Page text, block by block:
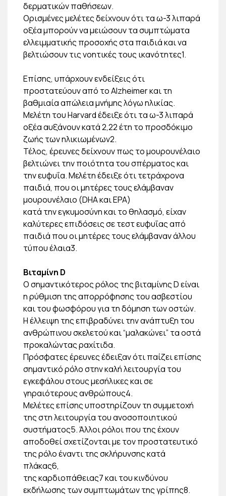
δερματικών παθήσεων.
Ορισμένες μελέτες δείχνουν ότι τα ω-3 λιπαρά
οξέα μπορούν να μειώσουν τα συμπτώματα
ελλειμματικής προσοχής στα παιδιά και να
βελτιώσουν τις νοητικές τους ικανότητες1.
Επίσης, υπάρχουν ενδείξεις ότι
προστατεύουν από το Alzheimer και τη
βαθμιαία απώλεια μνήμης λόγω ηλικίας.
Μελέτη του Harvard έδειξε ότι τα ω-3 λιπαρά
οξέα αυξάνουν κατά 2,22 έτη το προσδόκιμο
ζωής των ηλικιωμένων2.
Τέλος, έρευνες δείχνουν πως το μουρουνέλαιο
βελτιώνει την ποιότητα του σπέρματος και
την ευφυΐα. Μελέτη έδειξε ότι τετράχρονα
παιδιά, που οι μητέρες τους ελάμβαναν
μουρουνέλαιο (DHA και EPA)
κατά την εγκυμοσύνη και το θηλασμό, είχαν
καλύτερες επιδόσεις σε τεστ ευφυΐας από
παιδιά που οι μητέρες τους ελάμβαναν άλλου
τύπου έλαια3.
Βιταμίνη D
Ο σημαντικότερος ρόλος της βιταμίνης D είναι
η ρύθμιση της απορρόφησης του ασβεστίου
και του φωσφόρου για τη δόμηση των οστών.
Η έλλειψη της επιβραδύνει την ανάπτυξη του
ανθρώπινου σκελετού και “μαλακώνει” τα οστά
προκαλώντας ραχίτιδα.
Πρόσφατες έρευνες έδειξαν ότι παίζει επίσης
σημαντικό ρόλο στην καλή λειτουργία του
εγκεφάλου στους μεσήλικες και σε
γηραιότερους ανθρώπους4.
Μελέτες επίσης υποστηρίζουν τη συμμετοχή
της στη λειτουργία του ανοσοποιητικού
συστήματος5. Άλλοι ρόλοι που της έχουν
αποδοθεί σχετίζονται με τον προστατευτικό
της ρόλο έναντι της σκλήρυνσης κατά
πλάκας6,
της καρδιοπάθειας7 και του κινδύνου
εκδήλωσης των συμπτωμάτων της γρίπης8.